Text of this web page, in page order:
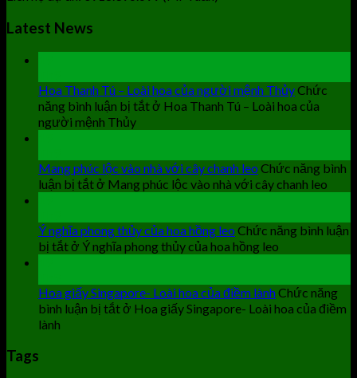
Latest News
Hoa Thanh Tú – Loài hoa của người mệnh ThủyChức
năng bình luận bị tắtở Hoa Thanh Tú – Loài hoa của
người mệnh Thủy
Mang phúc lộc vào nhà với cây chanh leoChức năng bình
luận bị tắtở Mang phúc lộc vào nhà với cây chanh leo
Ý nghĩa phong thủy của hoa hồng leoChức năng bình luận
bị tắtở Ý nghĩa phong thủy của hoa hồng leo
Hoa giấy Singapore- Loài hoa của điềm lànhChức năng
bình luận bị tắtở Hoa giấy Singapore- Loài hoa của điềm
lành
Tags